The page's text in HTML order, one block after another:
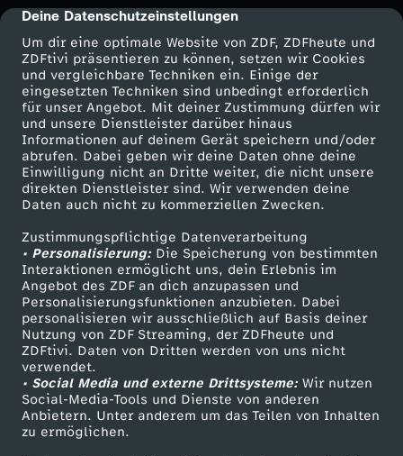
cmp-dialog-description
Deine Datenschutzeinstellungen
Um dir eine optimale Website von ZDF, ZDFheute und
ZDFtivi präsentieren zu können, setzen wir Cookies
und vergleichbare Techniken ein. Einige der
eingesetzten Techniken sind unbedingt erforderlich
für unser Angebot. Mit deiner Zustimmung dürfen wir
und unsere Dienstleister darüber hinaus
Informationen auf deinem Gerät speichern und/oder
abrufen. Dabei geben wir deine Daten ohne deine
Einwilligung nicht an Dritte weiter, die nicht unsere
direkten Dienstleister sind. Wir verwenden deine
Daten auch nicht zu kommerziellen Zwecken.
Zustimmungspflichtige Datenverarbeitung
• Personalisierung:Die Speicherung von bestimmten
Interaktionen ermöglicht uns, dein Erlebnis im
Angebot des ZDF an dich anzupassen und
Personalisierungsfunktionen anzubieten. Dabei
personalisieren wir ausschließlich auf Basis deiner
Nutzung von ZDF Streaming, der ZDFheute und
ZDFtivi. Daten von Dritten werden von uns nicht
verwendet.
• Social Media und externe Drittsysteme:Wir nutzen
Social-Media-Tools und Dienste von anderen
Anbietern. Unter anderem um das Teilen von Inhalten
zu ermöglichen.
h
w
u
c
h
s
m
u
s
s
Mehr ZDF
ZDF-Apps
Smart TV
ZDFtext
Livestreams
Sendungen A-Z
TV-Programm
Service
ZDFmitreden
Kontakt zum ZDF
Tickets
Zuschauerservice
Hilfe
ZDF Unternehmen
Karriere